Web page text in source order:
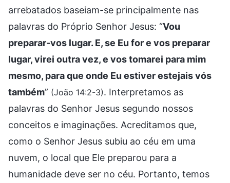
arrebatados baseiam-se principalmente nas
palavras do Próprio Senhor Jesus: “Vou
preparar-vos lugar. E, se Eu for e vos preparar
lugar, virei outra vez, e vos tomarei para mim
mesmo, para que onde Eu estiver estejais vós
também” (João 14:2-3). Interpretamos as
palavras do Senhor Jesus segundo nossos
conceitos e imaginações. Acreditamos que,
como o Senhor Jesus subiu ao céu em uma
nuvem, o local que Ele preparou para a
humanidade deve ser no céu. Portanto, temos